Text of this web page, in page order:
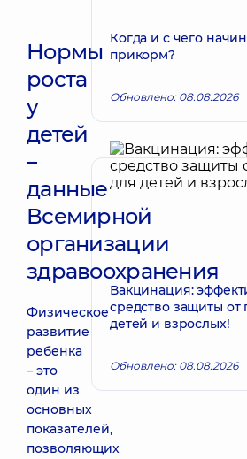
Нормы
роста
у
детей
–
данные
Всемирной
организации
здравоохранения
Физическое
развитие
ребенка
– это
один из
основных
показателей,
позволяющих
Когда и с чего
прикорм?
Обновлено: 08.08.2026
Вакцинация:
средство защиты от
детей и взрослых!
Обновлено: 08.08.2026